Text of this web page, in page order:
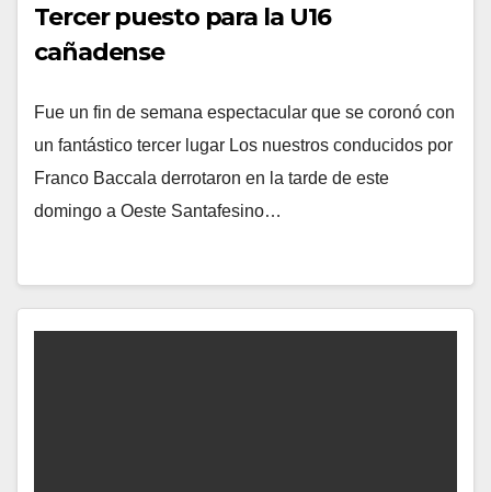
Tercer puesto para la U16
cañadense
Fue un fin de semana espectacular que se coronó con
un fantástico tercer lugar Los nuestros conducidos por
Franco Baccala derrotaron en la tarde de este
domingo a Oeste Santafesino…